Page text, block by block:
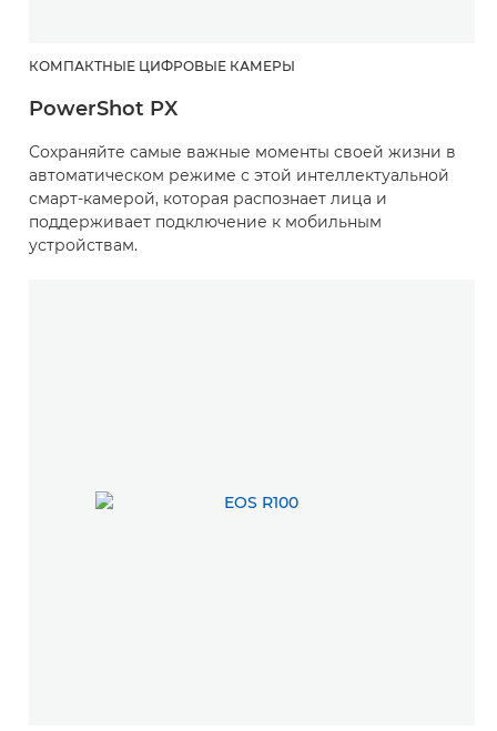
КОМПАКТНЫЕ ЦИФРОВЫЕ КАМЕРЫ
PowerShot PX
Сохраняйте самые важные моменты своей жизни в
автоматическом режиме с этой интеллектуальной
смарт-камерой, которая распознает лица и
поддерживает подключение к мобильным
устройствам.